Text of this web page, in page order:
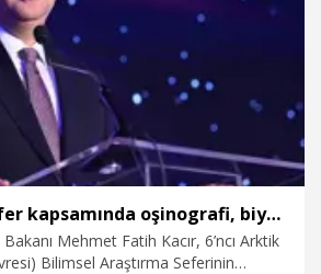
Bakan Kacır: Sefer kapsamında oşinografi, biyoloji, kimya, atmosfer çalışmaları, meteoroloji, jeodezi ve uydu sistemleri alanlarında toplam 12 farklı bilimsel proje ve çalışma hayata geçirilecek
Mehmet Fatih Kacır, 6’ncı Arktik
Bilimsel Araştırma Seferinin